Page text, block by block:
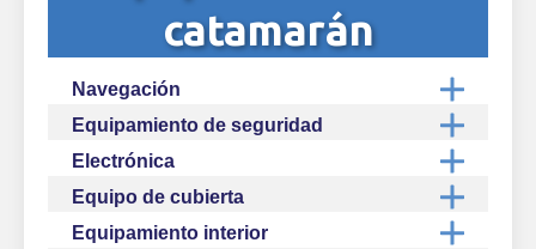
catamarán
Navegación
Equipamiento de seguridad
Electrónica
Equipo de cubierta
Equipamiento interior